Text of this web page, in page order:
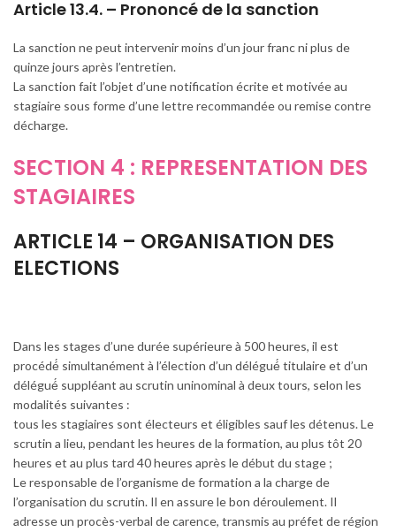
Article 13.4. – Prononcé de la sanction
La sanction ne peut intervenir moins d’un jour franc ni plus de
quinze jours après l’entretien.
La sanction fait l’objet d’une notification écrite et motivée au
stagiaire sous forme d’une lettre recommandée ou remise contre
décharge.
SECTION 4 : REPRESENTATION DES
STAGIAIRES
ARTICLE 14 – ORGANISATION DES
ELECTIONS
Dans les stages d’une durée supérieure à 500 heures, il est
procédé́ simultanément à l’élection d’un délégué́ titulaire et d’un
délégué́ suppléant au scrutin uninominal à deux tours, selon les
modalités suivantes :
tous les stagiaires sont électeurs et éligibles sauf les détenus. Le
scrutin a lieu, pendant les heures de la formation, au plus tôt 20
heures et au plus tard 40 heures après le début du stage ;
Le responsable de l’organisme de formation a la charge de
l’organisation du scrutin. Il en assure le bon déroulement. Il
adresse un procès-verbal de carence, transmis au préfet de région